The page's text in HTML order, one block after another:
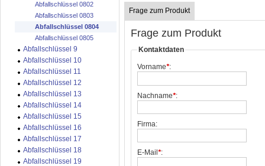
Frage zum Produkt
Frage zum Produkt
Kontaktdaten
Vorname*:
Nachname*:
Firma:
E-Mail *:
Abfallschlüssel 0802
Abfallschlüssel 0803
Abfallschlüssel 0804
Abfallschlüssel 0805
Abfallschlüssel 9
Abfallschlüssel 10
Abfallschlüssel 11
Abfallschlüssel 12
Abfallschlüssel 13
Abfallschlüssel 14
Abfallschlüssel 15
Abfallschlüssel 16
Abfallschlüssel 17
Abfallschlüssel 18
Abfallschlüssel 19